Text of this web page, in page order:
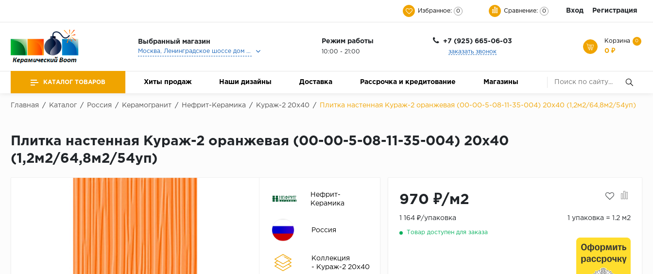
Избранное: 0 Сравнение: 0 Вход Регистрация
Выбранный магазин
Москва, Ленинградское шоссе дом 25, Торговый Центр Family Room, 2-ой этаж, Магазин Керамический Бум.
Режим работы
10:00 - 21:00
+7 (925) 665-06-03
заказать звонок
Корзина 0
0 ₽
КАТАЛОГ ТОВАРОВ Хиты продаж Наши дизайны Доставка Рассрочка и кредитование Магазины
Главная / Каталог / Россия / Керамогранит / Нефрит-Керамика / Кураж-2 20х40 / Плитка настенная Кураж-2 оранжевая (00-00-5-08-11-35-004) 20х40 (1,2м2/64,8м2/54уп)
Плитка настенная Кураж-2 оранжевая (00-00-5-08-11-35-004) 20х40
(1,2м2/64,8м2/54уп)
Нефрит-
Керамика
Россия
Коллекция
- Кураж-2 20х40
970 ₽/м2
1 164 ₽/упаковка 1 упаковка = 1.2 м2
Товар доступен для заказа